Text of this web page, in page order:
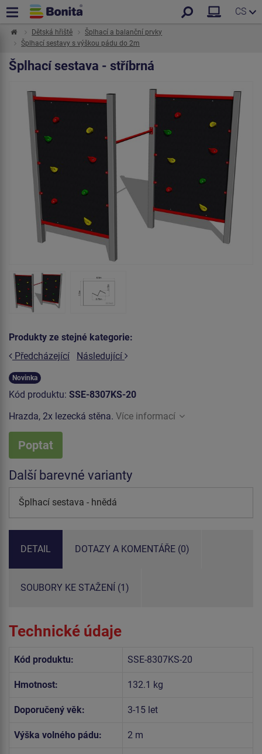
CS
Dětská hřiště
Šplhací a balanční prvky
Šplhací sestavy s výškou pádu do 2m
Šplhací sestava - stříbrná
Produkty ze stejné kategorie:
Předcházející
Následující
Novinka
Kód produktu: SSE-8307KS-20
Hrazda, 2x lezecká stěna. Více informací
Poptat
Další barevné varianty
Šplhací sestava - hnědá
DETAIL DOTAZY A KOMENTÁŘE (0)
SOUBORY KE STAŽENÍ (1)
Technické údaje
Kód produktu: SSE-8307KS-20
Hmotnost: 132.1 kg
Doporučený věk: 3-15 let
Výška volného pádu: 2 m